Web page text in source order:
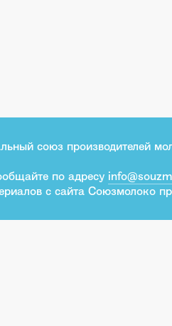
союз производителей
по адресу
с сайта Союзмолоко